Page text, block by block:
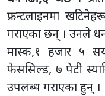
फ्रन्टलाइनमा
गराएका छन् । उनले
मास्क,१ हजार ५
फेससिल्ड, ७ पेटी
उपलब्ध गराएका हुन् ।